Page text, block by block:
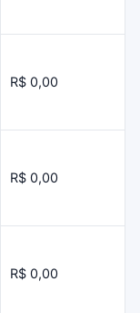
R$ 0,00
R$ 0,00
R$ 0,00